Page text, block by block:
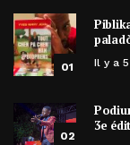
01 Il y a
02
3e